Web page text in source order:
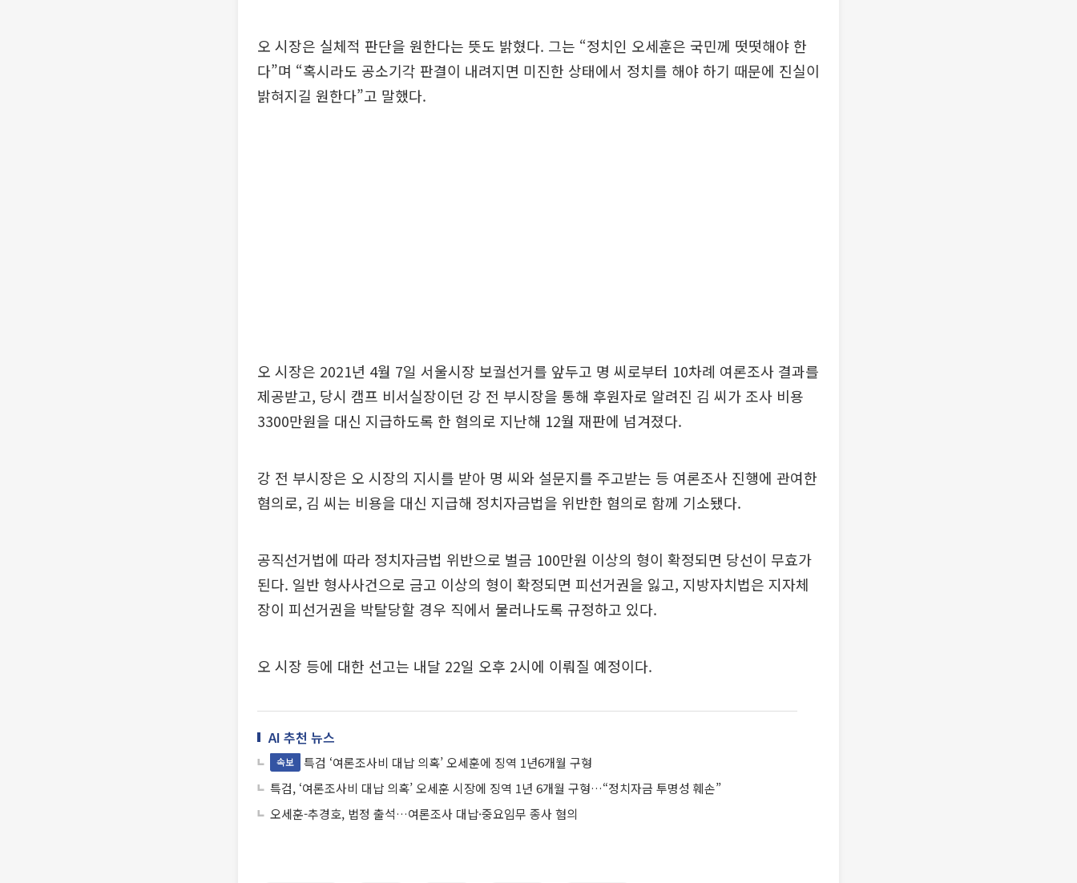
오 시장은 실체적 판단을 원한다는 뜻도 밝혔다. 그는 “정치인 오세훈은 국민께 떳떳해야 한
다”며 “혹시라도 공소기각 판결이 내려지면 미진한 상태에서 정치를 해야 하기 때문에 진실이
밝혀지길 원한다”고 말했다.
오 시장은 2021년 4월 7일 서울시장 보궐선거를 앞두고 명 씨로부터 10차례 여론조사 결과를
제공받고, 당시 캠프 비서실장이던 강 전 부시장을 통해 후원자로 알려진 김 씨가 조사 비용
3300만원을 대신 지급하도록 한 혐의로 지난해 12월 재판에 넘겨졌다.
강 전 부시장은 오 시장의 지시를 받아 명 씨와 설문지를 주고받는 등 여론조사 진행에 관여한
혐의로, 김 씨는 비용을 대신 지급해 정치자금법을 위반한 혐의로 함께 기소됐다.
공직선거법에 따라 정치자금법 위반으로 벌금 100만원 이상의 형이 확정되면 당선이 무효가
된다. 일반 형사사건으로 금고 이상의 형이 확정되면 피선거권을 잃고, 지방자치법은 지자체
장이 피선거권을 박탈당할 경우 직에서 물러나도록 규정하고 있다.
오 시장 등에 대한 선고는 내달 22일 오후 2시에 이뤄질 예정이다.
AI 추천 뉴스
속보
특검 ‘여론조사비 대납 의혹’ 오세훈에 징역 1년6개월 구형
특검, ‘여론조사비 대납 의혹’ 오세훈 시장에 징역 1년 6개월 구형…“정치자금 투명성 훼손”
오세훈-추경호, 법정 출석…여론조사 대납·중요임무 종사 혐의